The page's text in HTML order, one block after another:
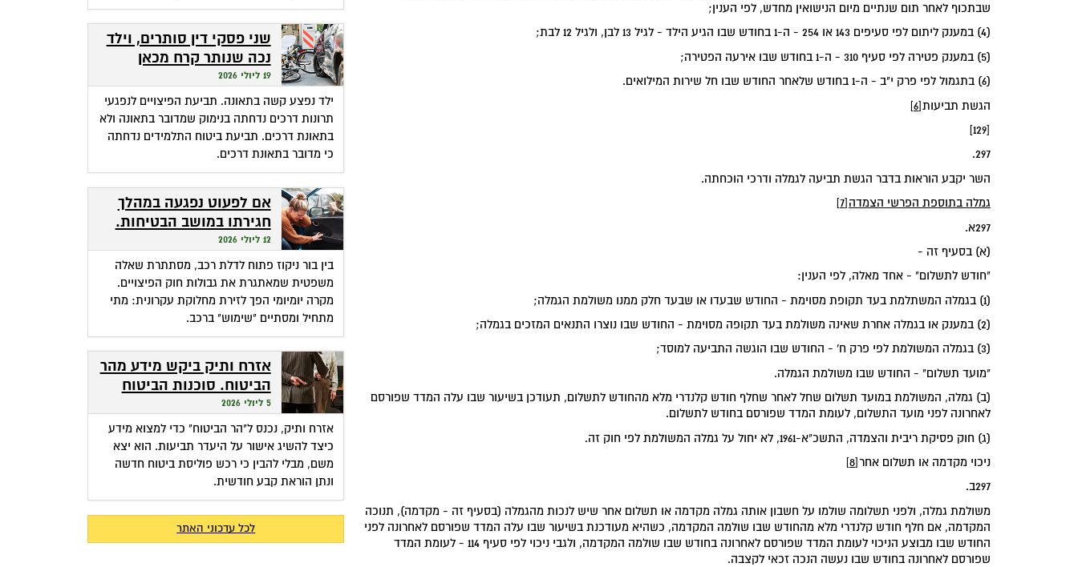
שבתכוף לאחר תום שנתיים מיום הנישואין מחדש, לפי הענין;
(4) במענק ליתום לפי סעיפים 143 או 254 - ה-1 בחודש שבו הגיע הילד - לגיל 13 לבן, ולגיל 12 לבת;
(5) במענק פטירה לפי סעיף 310 - ה-1 בחודש שבו אירעה הפטירה;
(6) בתגמול לפי פרק י"ב - ה-1 בחודש שלאחר החודש שבו חל שירות המילואים.
‏הגשת תביעות‏[6]
[129]
297.
השר יקבע הוראות בדבר הגשת תביעה לגמלה ודרכי הוכחתה.
‏גמלה בתוספת הפרשי הצמדה‏[7]
297א.
(א) בסעיף זה -
"חודש לתשלום" - אחד מאלה, לפי הענין:
(1) בגמלה המשתלמת בעד תקופת מסוימת - החודש שבעדו או שבעד חלק ממנו משולמת הגמלה;
(2) במענק או בגמלה אחרת שאינה משולמת בעד תקופה מסוימת - החודש שבו נוצרו התנאים המזכים בגמלה;
(3) בגמלה המשולמת לפי פרק ח' - החודש שבו הוגשה התביעה למוסד;
"מועד תשלום" - החודש שבו משולמת הגמלה.
(ב) גמלה, המשולמת במועד תשלום שחל לאחר שחלף חודש קלנדרי מלא מהחודש לתשלום, תעודכן בשיעור שבו עלה המדד שפורסם
לאחרונה לפני מועד התשלום, לעומת המדד שפורסם בחודש לתשלום.
(ג) חוק פסיקת ריבית והצמדה, התשכ"א-1961, לא יחול על גמלה המשולמת לפי חוק זה.
‏ניכוי מקדמה או תשלום אחר‏[8]
297ב.
משולמת גמלה, ולפני תשלומה שולמו על חשבון אותה גמלה מקדמה או תשלום אחר שיש לנכות מהגמלה (בסעיף זה - מקדמה), תנוכה
המקדמה, אם חלף חודש קלנדרי מלא מהחודש שבו שולמה המקדמה, כשהיא מעודכנת בשיעור שבו עלה המדד שפורסם לאחרונה לפני
החודש שבו מבוצע הניכוי לעומת המדד שפורסם לאחרונה בחודש שבו שולמה המקדמה, ולגבי ניכוי לפי סעיף 114 - לעומת המדד
שפורסם לאחרונה בחודש שבו נעשה הנכה זכאי לקצבה.
שני פסקי דין סותרים, וילד
נכה שנותר קרח מכאן
ומכאן
19 ליולי 2026
ילד נפצע קשה בתאונה. תביעת הפיצויים לנפגעי
תרונות דרכים נדחתה בנימוק שמדובר בתאונה ולא
בתאונת דרכים. תביעת ביטוח התלמידים נדחתה
כי מדובר בתאונת דרכים.
אם לפעוט נפגעה במהלך
חגירתו במושב הבטיחות.
האם זכאית לפיצויים?
12 ליולי 2026
בין בור ניקוז פתוח לדלת רכב, מסתתרת שאלה
משפטית שמאתגרת את גבולות חוק הפיצויים.
מקרה יומיומי הפך לזירת מחלוקת עקרונית: מתי
מתחיל ומסתיים "שימוש" ברכב.
אזרח ותיק ביקש מידע מהר
הביטוח. סוכנות הביטוח
גבתה מחשבונו פרמיות
5 ליולי 2026
אזרח ותיק, נכנס ל"הר הביטוח" כדי למצוא מידע
כיצד להשיג אישור על היעדר תביעות. הוא יצא
משם, מבלי להבין כי רכש פוליסת ביטוח חדשה
ונתן הוראת קבע חודשית.
לכל עדכוני האתר